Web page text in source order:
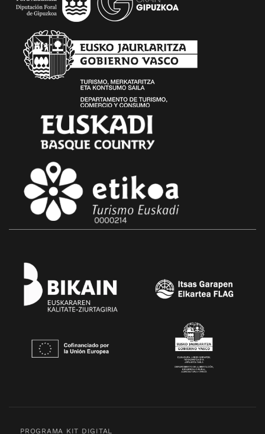
PROGRAMA KIT DIGITAL